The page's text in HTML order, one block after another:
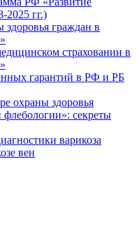
2025 гг.)
граждан в
страховании в
гарантий в РФ и РБ
охраны здоровья
секреты
варикоза
вен